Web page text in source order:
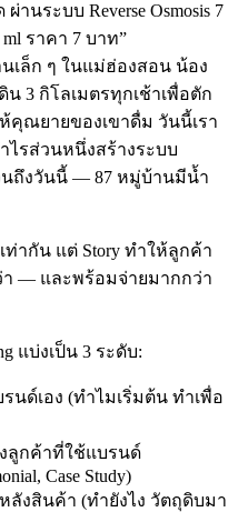
านระบบ Reverse Osmosis 7
ราคา 7 บาท”
นเล็ก ๆ ในแม่ฮ่องสอน น้อง
น 3 กิโลเมตรทุกเช้าเพื่อตัก
คุณยายของเขาดื่ม วันนี้เรา
ไรส่วนหนึ่งสร้างระบบ
ถึงวันนี้ — 87 หมู่บ้านมีน้ำ
ากัน แต่ Story ทำให้ลูกค้า
— และพร้อมจ่ายมากกว่า
แบ่งเป็น 3 ระดับ:
นด์เอง (ทำไมเริ่มต้น ทำเพื่อ
ลูกค้าที่ใช้แบรนด์
Case Study)
ลังสินค้า (ทำยังไง วัตถุดิบมา